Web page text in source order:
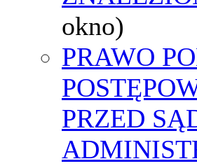
okno)
PRAWO
PRZED